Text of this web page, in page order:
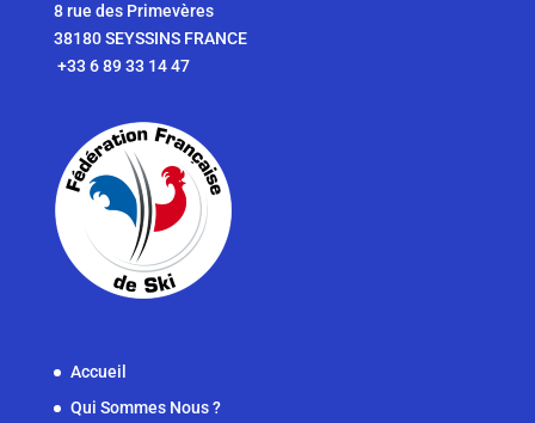
8 rue des Primevères
38180 SEYSSINS FRANCE
+33 6 89 33 14 47
Accueil
Qui Sommes Nous ?